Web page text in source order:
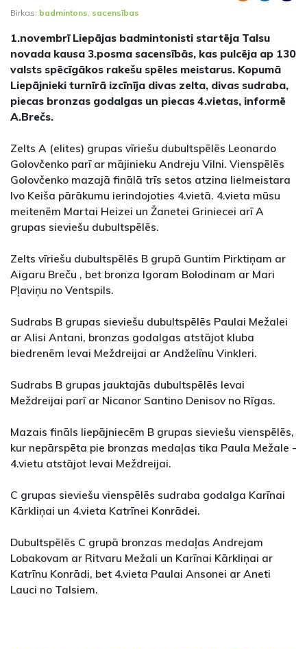
Birkas: badmintons sacensības
1.novembrī Liepājas badmintonisti startēja Talsu
novada kausa 3.posma sacensībās, kas pulcēja ap 130
valsts spēcīgākos rakešu spēles meistarus. Kopumā
Liepājnieki turnīrā izcīnīja divas zelta, divas sudraba,
piecas bronzas godalgas un piecas 4.vietas, informē
A.Brečs.
Zelts A (elites) grupas vīriešu dubultspēlēs Leonardo
Golovčenko parī ar mājinieku Andreju Vilni. Vienspēlēs
Golovčenko mazajā finālā trīs setos atzina lielmeistara
Ivo Keiša pārākumu ierindojoties 4.vietā. 4.vieta mūsu
meitenēm Martai Heizei un Žanetei Griniecei arī A
grupas sieviešu dubultspēlēs.
Zelts vīriešu dubultspēlēs B grupā Guntim Pirktiņam ar
Aigaru Breču , bet bronza Igoram Bolodinam ar Mari
Pļaviņu no Ventspils.
Sudrabs B grupas sieviešu dubultspēlēs Paulai Mežalei
ar Alisi Antani, bronzas godalgas atstājot kluba
biedrenēm Ievai Meždreijai ar Andželīnu Vinkleri.
Sudrabs B grupas jauktajās dubultspēlēs Ievai
Meždreijai parī ar Nicanor Santino Denisov no Rīgas.
Mazais fināls liepājniecēm B grupas sieviešu vienspēlēs,
kur nepārspēta pie bronzas medaļas tika Paula Mežale -
4.vietu atstājot Ievai Meždreijai.
C grupas sieviešu vienspēlēs sudraba godalga Karīnai
Kārkliņai un 4.vieta Katrīnei Konrādei.
Dubultspēlēs C grupā bronzas medaļas Andrejam
Lobakovam ar Ritvaru Mežali un Karīnai Kārkliņai ar
Katrīnu Konrādi, bet 4.vieta Paulai Ansonei ar Aneti
Lauci no Talsiem.